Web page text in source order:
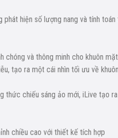
hiện số lượng nang và tính
chóng và thông minh cho khuôn
tạo ra một cái nhìn tối ưu về
thức chiếu sáng ảo mới, iLive tạo
chiều cao với thiết kế tích hợp